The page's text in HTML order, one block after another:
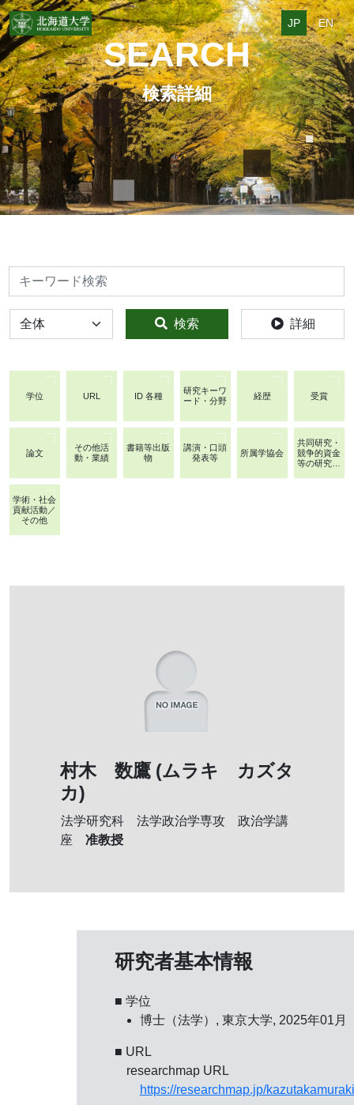
JP EN
SEARCH
検索詳細
検索
全体 検索 詳細
学位 URL ID 各種
研究キーワ
ード・分野
経歴 受賞
論文
その他活
動・業績
書籍等出版
物
講演・口頭
発表等
所属学協会
共同研究・
競争的資金
等の研究課
学術・社会
貢献活動／
その他
村木 数鷹 (ムラキ カズタ
カ)
法学研究科 法学政治学専攻 政治学講
座
准教授
研究者基本情報
■ 学位
博士（法学）, 東京大学, 2025年01月
■ URL
researchmap URL
https://researchmap.jp/kazutakamuraki